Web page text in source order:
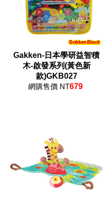
Gakken-日本學研益智積
木-啟發系列(黃色新
款)GKB027
網購售價 NT679